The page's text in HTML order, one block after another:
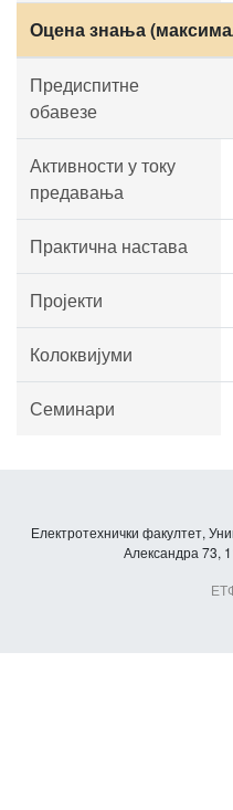
Оцена знања
Предиспитне
обавезе
Активности у току
предавања
Практична настава
Пројекти
Колоквијуми
Семинари
Електротехнички факултет,
Александра 73,